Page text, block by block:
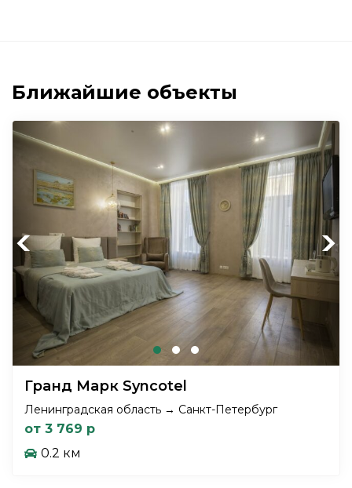
Ближайшие объекты
Previous Next
Гранд Марк Syncotel
Ленинградская область → Санкт-Петербург
от 3 769 р
0.2 км